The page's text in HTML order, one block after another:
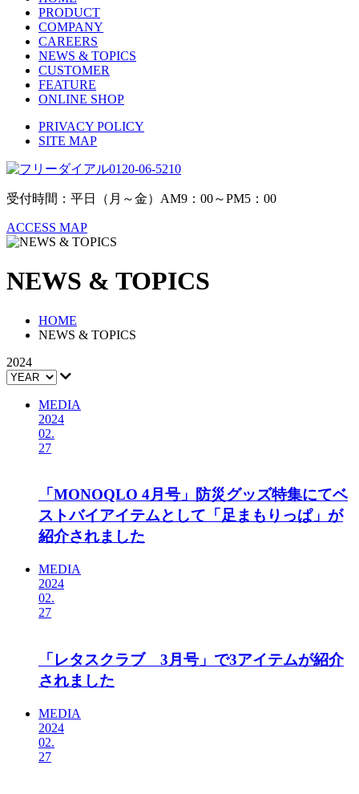
PRODUCT
COMPANY
CAREERS
NEWS & TOPICS
CUSTOMER
FEATURE
ONLINE SHOP
PRIVACY POLICY
SITE MAP
0120-06-5210
受付時間：平日（月～金）AM9：00～PM5：00
ACCESS MAP
NEWS & TOPICS
HOME
NEWS & TOPICS
2024
MEDIA
2024
02.
27
「MONOQLO 4月号」防災グッズ特集にてベ
ストバイアイテムとして「足まもりっぱ」が
紹介されました
MEDIA
2024
02.
27
「レタスクラブ 3月号」で3アイテムが紹介
されました
MEDIA
2024
02.
27